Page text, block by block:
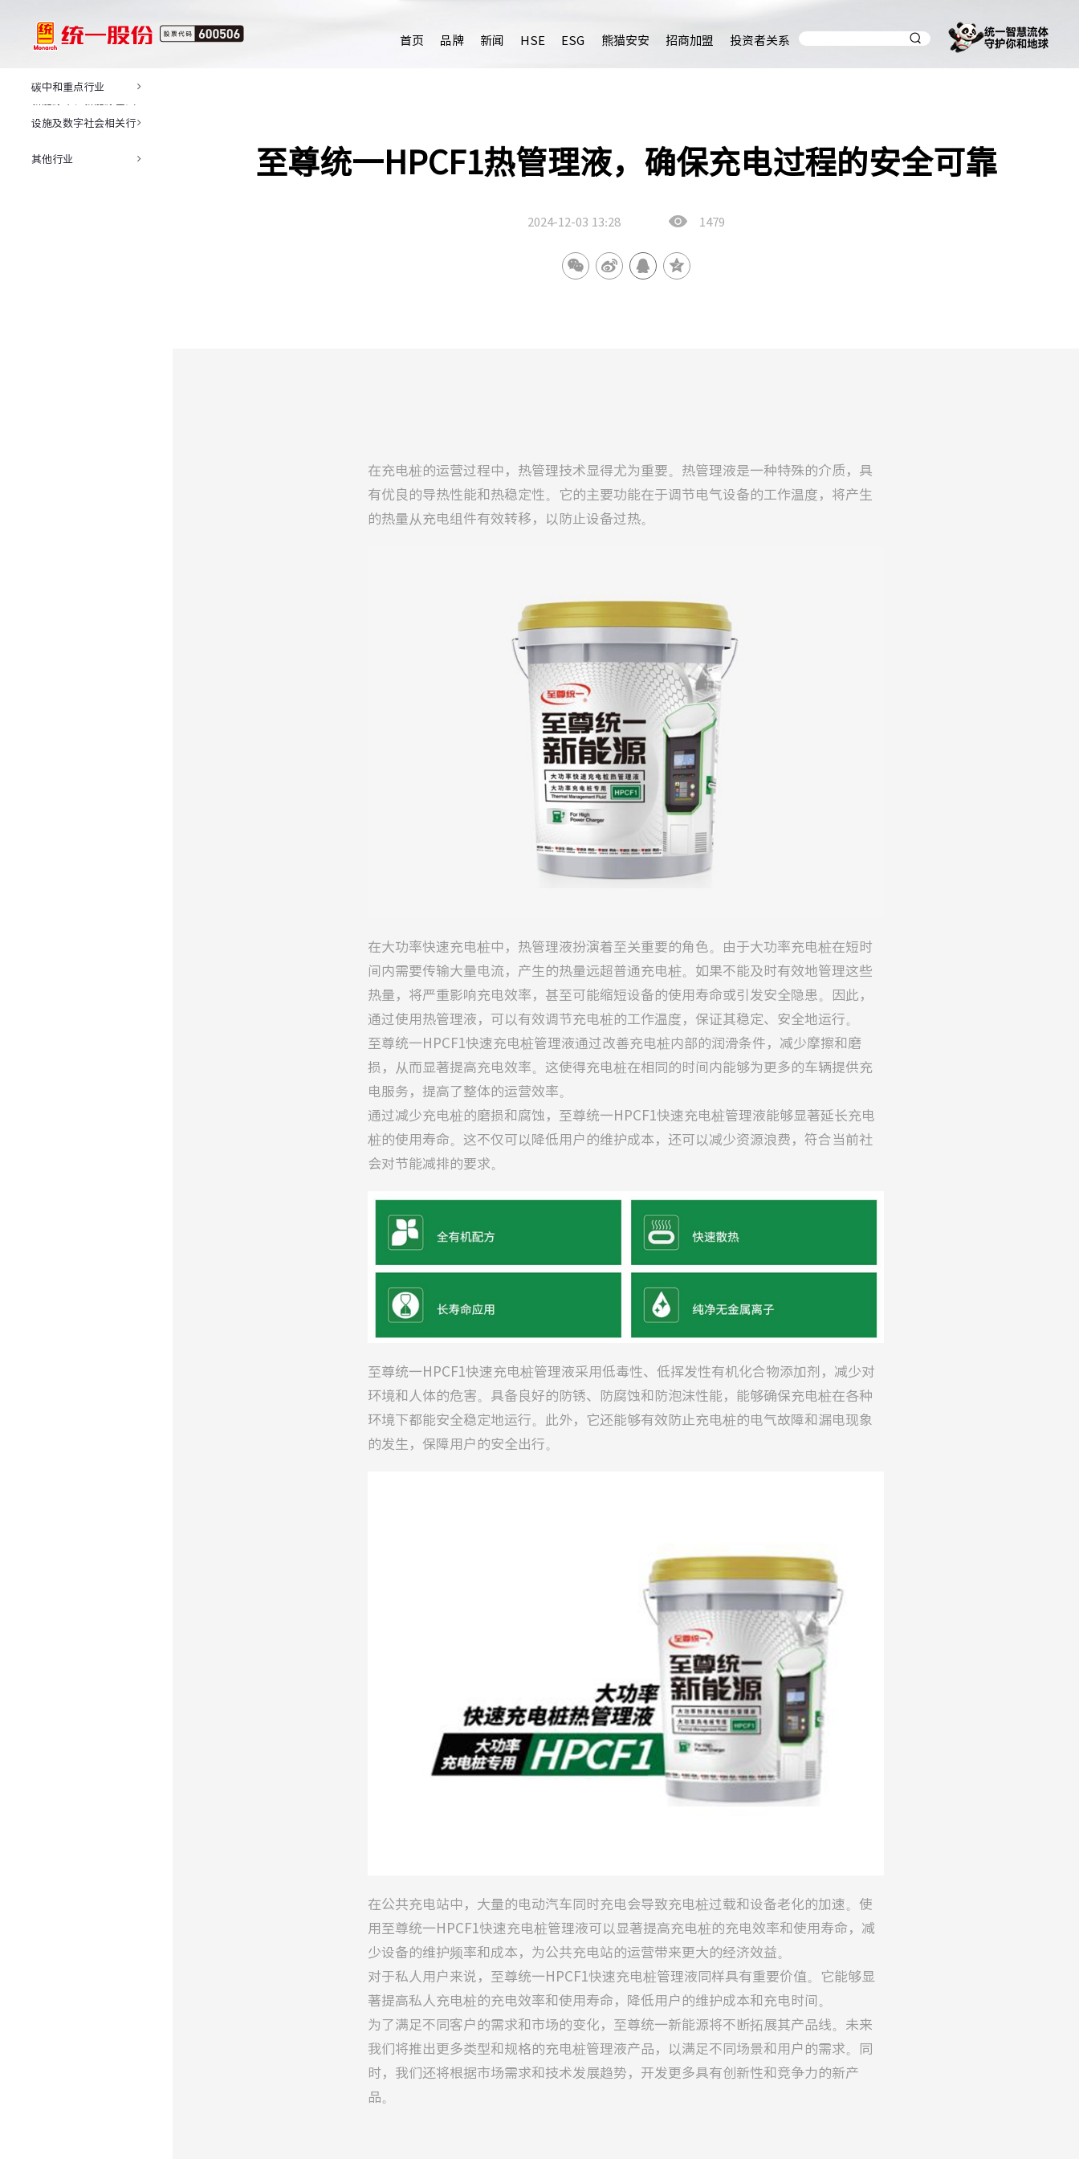
首页 品牌 新闻 HSE ESG 熊猫安安 招商加盟 投资者关系
碳中和重点行业
设施及数字社会相关行
其他行业
至尊统一HPCF1热管理液，确保充电过程的安全可靠
2024-12-03 13:28 1479
在充电桩的运营过程中，热管理技术显得尤为重要。热管理液是一种特殊的介质，具
有优良的导热性能和热稳定性。它的主要功能在于调节电气设备的工作温度，将产生
的热量从充电组件有效转移，以防止设备过热。
在大功率快速充电桩中，热管理液扮演着至关重要的角色。由于大功率充电桩在短时
间内需要传输大量电流，产生的热量远超普通充电桩。如果不能及时有效地管理这些
热量，将严重影响充电效率，甚至可能缩短设备的使用寿命或引发安全隐患。因此，
通过使用热管理液，可以有效调节充电桩的工作温度，保证其稳定、安全地运行。
至尊统一HPCF1快速充电桩管理液通过改善充电桩内部的润滑条件，减少摩擦和磨
损，从而显著提高充电效率。这使得充电桩在相同的时间内能够为更多的车辆提供充
电服务，提高了整体的运营效率。
通过减少充电桩的磨损和腐蚀，至尊统一HPCF1快速充电桩管理液能够显著延长充电
桩的使用寿命。这不仅可以降低用户的维护成本，还可以减少资源浪费，符合当前社
会对节能减排的要求。
至尊统一HPCF1快速充电桩管理液采用低毒性、低挥发性有机化合物添加剂，减少对
环境和人体的危害。具备良好的防锈、防腐蚀和防泡沫性能，能够确保充电桩在各种
环境下都能安全稳定地运行。此外，它还能够有效防止充电桩的电气故障和漏电现象
的发生，保障用户的安全出行。
在公共充电站中，大量的电动汽车同时充电会导致充电桩过载和设备老化的加速。使
用至尊统一HPCF1快速充电桩管理液可以显著提高充电桩的充电效率和使用寿命，减
少设备的维护频率和成本，为公共充电站的运营带来更大的经济效益。
对于私人用户来说，至尊统一HPCF1快速充电桩管理液同样具有重要价值。它能够显
著提高私人充电桩的充电效率和使用寿命，降低用户的维护成本和充电时间。
为了满足不同客户的需求和市场的变化，至尊统一新能源将不断拓展其产品线。未来
我们将推出更多类型和规格的充电桩管理液产品，以满足不同场景和用户的需求。同
时，我们还将根据市场需求和技术发展趋势，开发更多具有创新性和竞争力的新产
品。